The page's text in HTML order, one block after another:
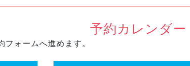
予約カレンダー
ォームへ進めます。